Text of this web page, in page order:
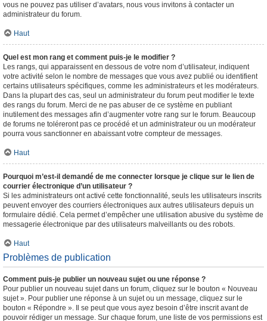
vous ne pouvez pas utiliser d’avatars, nous vous invitons à contacter un
administrateur du forum.
Haut
Quel est mon rang et comment puis-je le modifier ?
Les rangs, qui apparaissent en dessous de votre nom d’utilisateur, indiquent
votre activité selon le nombre de messages que vous avez publié ou identifient
certains utilisateurs spécifiques, comme les administrateurs et les modérateurs.
Dans la plupart des cas, seul un administrateur du forum peut modifier le texte
des rangs du forum. Merci de ne pas abuser de ce système en publiant
inutilement des messages afin d’augmenter votre rang sur le forum. Beaucoup
de forums ne toléreront pas ce procédé et un administrateur ou un modérateur
pourra vous sanctionner en abaissant votre compteur de messages.
Haut
Pourquoi m’est-il demandé de me connecter lorsque je clique sur le lien de
courrier électronique d’un utilisateur ?
Si les administrateurs ont activé cette fonctionnalité, seuls les utilisateurs inscrits
peuvent envoyer des courriers électroniques aux autres utilisateurs depuis un
formulaire dédié. Cela permet d’empêcher une utilisation abusive du système de
messagerie électronique par des utilisateurs malveillants ou des robots.
Haut
Problèmes de publication
Comment puis-je publier un nouveau sujet ou une réponse ?
Pour publier un nouveau sujet dans un forum, cliquez sur le bouton « Nouveau
sujet ». Pour publier une réponse à un sujet ou un message, cliquez sur le
bouton « Répondre ». Il se peut que vous ayez besoin d’être inscrit avant de
pouvoir rédiger un message. Sur chaque forum, une liste de vos permissions est